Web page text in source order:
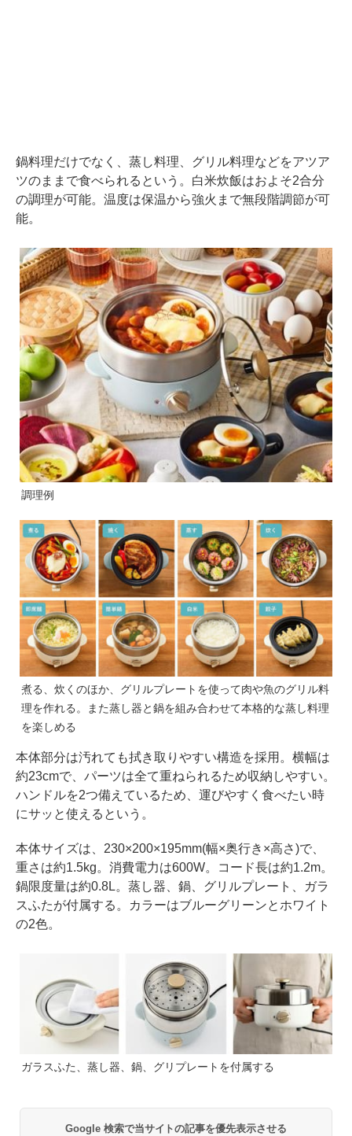
鍋料理だけでなく、蒸し料理、グリル料理などをアツア
ツのままで食べられるという。白米炊飯はおよそ2合分
の調理が可能。温度は保温から強火まで無段階調節が可
能。
調理例
煮る、炊くのほか、グリルプレートを使って肉や魚のグリル料
理を作れる。また蒸し器と鍋を組み合わせて本格的な蒸し料理
を楽しめる
本体部分は汚れても拭き取りやすい構造を採用。横幅は
約23cmで、パーツは全て重ねられるため収納しやすい。
ハンドルを2つ備えているため、運びやすく食べたい時
にサッと使えるという。
本体サイズは、230×200×195mm(幅×奥行き×高さ)で、
重さは約1.5kg。消費電力は600W。コード長は約1.2m。
鍋限度量は約0.8L。蒸し器、鍋、グリルプレート、ガラ
スふたが付属する。カラーはブルーグリーンとホワイト
の2色。
ガラスふた、蒸し器、鍋、グリプレートを付属する
Google 検索で当サイトの記事を優先表示させる